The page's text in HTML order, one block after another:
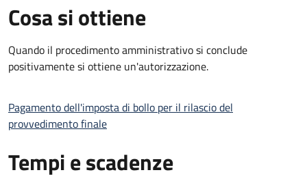
Cosa si ottiene
Quando il procedimento amministrativo si conclude
positivamente si ottiene un'autorizzazione.
Pagamento dell'imposta di bollo per il rilascio del
provvedimento finale
Tempi e scadenze